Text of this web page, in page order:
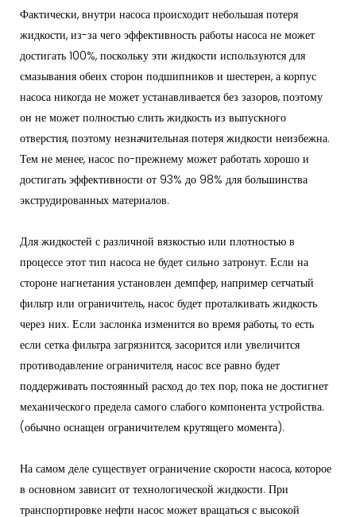
Фактически, внутри насоса происходит небольшая потеря
жидкости, из-за чего эффективность работы насоса не может
достигать 100%, поскольку эти жидкости используются для
смазывания обеих сторон подшипников и шестерен, а корпус
насоса никогда не может устанавливается без зазоров, поэтому
он не может полностью слить жидкость из выпускного
отверстия, поэтому незначительная потеря жидкости неизбежна.
Тем не менее, насос по-прежнему может работать хорошо и
достигать эффективности от 93% до 98% для большинства
экструдированных материалов.
Для жидкостей с различной вязкостью или плотностью в
процессе этот тип насоса не будет сильно затронут. Если на
стороне нагнетания установлен демпфер, например сетчатый
фильтр или ограничитель, насос будет проталкивать жидкость
через них. Если заслонка изменится во время работы, то есть
если сетка фильтра загрязнится, засорится или увеличится
противодавление ограничителя, насос все равно будет
поддерживать постоянный расход до тех пор, пока не достигнет
механического предела самого слабого компонента устройства.
(обычно оснащен ограничителем крутящего момента).
На самом деле существует ограничение скорости насоса, которое
в основном зависит от технологической жидкости. При
транспортировке нефти насос может вращаться с высокой